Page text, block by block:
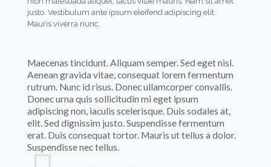
justo. Vestibulum ante ipsum eleifend adipiscing elit.
Mauris viverra nunc.
Maecenas tincidunt. Aliquam semper. Sed eget nisl.
Aenean gravida vitae, consequat lorem fermentum
rutrum. Nunc id risus. Donec ullamcorper convallis.
Donec urna quis sollicitudin mi eget ipsum
adipiscing non, iaculis scelerisque. Duis sodales at,
elit. Sed dignissim justo. Suspendisse fermentum
erat. Duis consequat tortor. Mauris ut tellus a dolor.
Suspendisse nec tellus.